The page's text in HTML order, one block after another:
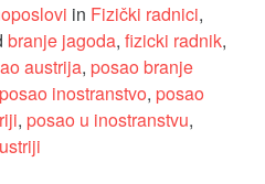
in Fizički radnici,
branje jagoda, fizicki radnik,
austrija, posao branje
posao inostranstvo, posao
, posao u inostranstvu,